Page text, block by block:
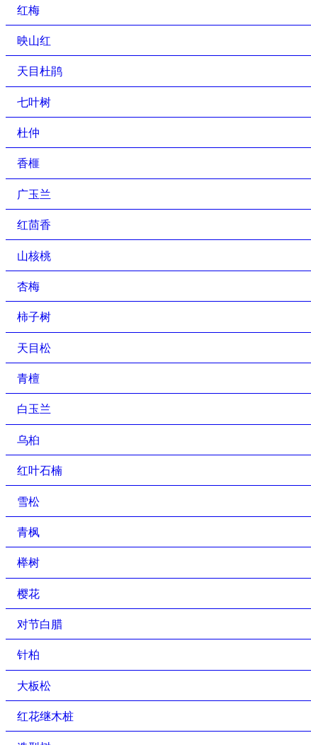
红梅
映山红
天目杜鹃
七叶树
杜仲
香榧
广玉兰
红茴香
山核桃
杏梅
柿子树
天目松
青檀
白玉兰
乌桕
红叶石楠
雪松
青枫
榉树
樱花
对节白腊
针柏
大板松
红花继木桩